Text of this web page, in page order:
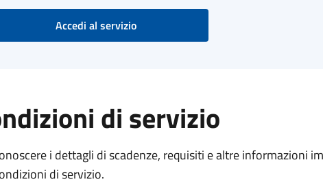
Accedi al servizio
di servizio
i dettagli di scadenze, requisiti e altre informazioni
di servizio.